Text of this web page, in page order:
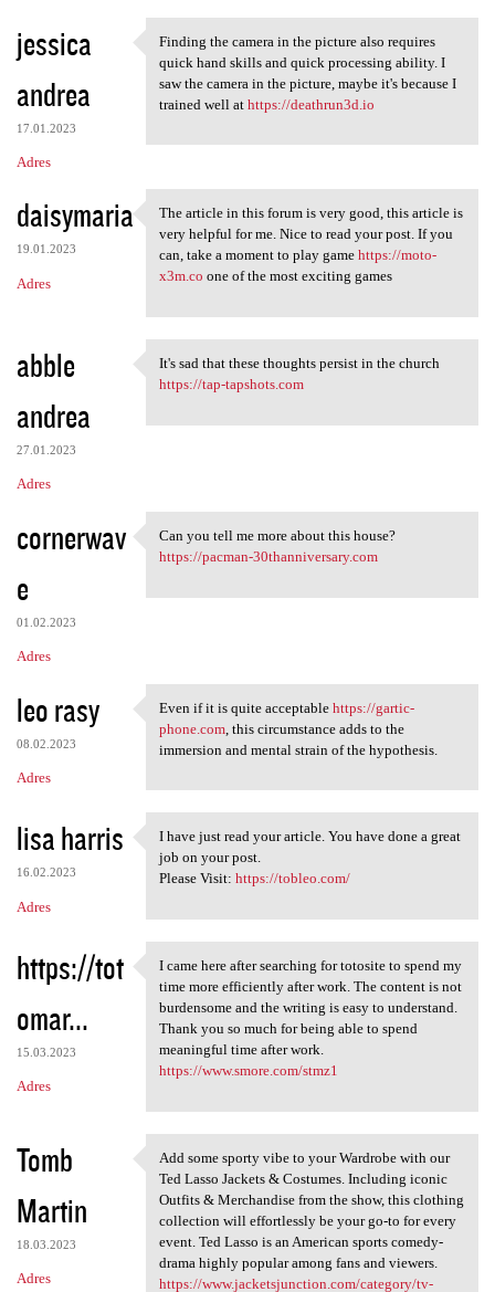
jessica
andrea
17.01.2023
Adres
Finding the camera in the
Finding the camera in the picture also requires
quick hand skills and quick processing ability. I
saw the camera in the picture, maybe it's because I
trained well at https://deathrun3d.io
daisymaria
19.01.2023
Adres
The article in this forum is
The article in this forum is very good, this article is
very helpful for me. Nice to read your post. If you
can, take a moment to play game https://moto-
x3m.co one of the most exciting games
abble
andrea
27.01.2023
Adres
It's sad that these thoughts
It's sad that these thoughts persist in the church
https://tap-tapshots.com
cornerwav
e
01.02.2023
Adres
Can you tell me more about
Can you tell me more about this house?
https://pacman-30thanniversary.com
leo rasy
08.02.2023
Adres
Even if it is quite
Even if it is quite acceptable https://gartic-
phone.com, this circumstance adds to the
immersion and mental strain of the hypothesis.
lisa harris
16.02.2023
Adres
I have just read your article
I have just read your article. You have done a great
job on your post.
Please Visit: https://tobleo.com/
https://tot
omar...
15.03.2023
Adres
I came here after searching
I came here after searching for totosite to spend my
time more efficiently after work. The content is not
burdensome and the writing is easy to understand.
Thank you so much for being able to spend
meaningful time after work.
https://www.smore.com/stmz1
Tomb
Martin
18.03.2023
Adres
Add some sporty vibe to your
Add some sporty vibe to your Wardrobe with our
Ted Lasso Jackets & Costumes. Including iconic
Outfits & Merchandise from the show, this clothing
collection will effortlessly be your go-to for every
event. Ted Lasso is an American sports comedy-
drama highly popular among fans and viewers.
https://www.jacketsjunction.com/category/tv-